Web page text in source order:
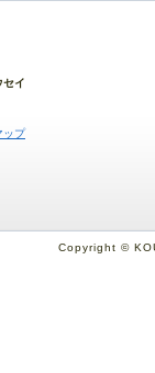
セイ
ップ
Copyright ©